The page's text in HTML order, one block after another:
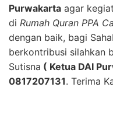
Purwakarta agar
di Rumah Quran PPA
dengan baik, bagi
berkontribusi silahkan
Sutisna ( Ketua DAI
0817207131. Terima